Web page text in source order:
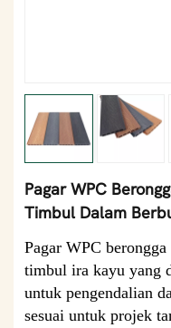
Pagar WPC
Timbul Dalam
Pagar WPC
timbul ira kayu yang
untuk pengendalian
sesuai untuk projek